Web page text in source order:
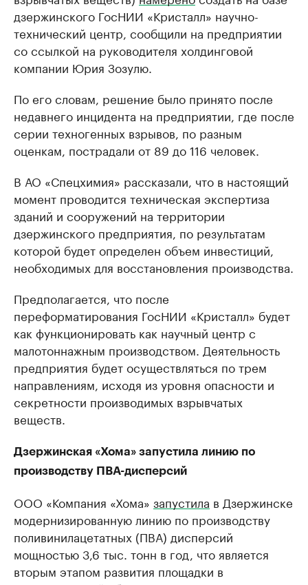
дзержинского ГосНИИ «Кристалл» научно-
технический центр, сообщили на предприятии
со ссылкой на руководителя холдинговой
компании Юрия Зозулю.
По его словам, решение было принято после
недавнего инцидента на предприятии, где после
серии техногенных взрывов, по разным
оценкам, пострадали от 89 до 116 человек.
В АО «Спецхимия» рассказали, что в настоящий
момент проводится техническая экспертиза
зданий и сооружений на территории
дзержинского предприятия, по результатам
которой будет определен объем инвестиций,
необходимых для восстановления производства.
Предполагается, что после
переформатирования ГосНИИ «Кристалл» будет
как функционировать как научный центр с
малотоннажным производством. Деятельность
предприятия будет осуществляться по трем
направлениям, исходя из уровня опасности и
секретности производимых взрывчатых
веществ.
Дзержинская «Хома» запустила линию по
производству ПВА-дисперсий
ООО «Компания «Хома» запустила в Дзержинске
модернизированную линию по производству
поливинилацетатных (ПВА) дисперсий
мощностью 3,6 тыс. тонн в год, что является
вторым этапом развития площадки в